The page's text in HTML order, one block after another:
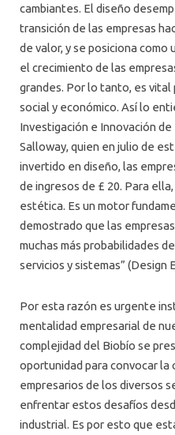
cambiantes. El diseño
transición de las empresas
de valor, y se posiciona
el crecimiento de las
grandes. Por lo tanto, es vital
social y económico. Así lo
Investigación e Innovación de
Salloway, quien en julio de
invertido en diseño, las
de ingresos de £ 20. Para
estética. Es un motor
demostrado que las
muchas más probabilidades
servicios y sistemas” (Design
Por esta razón es urgente
mentalidad empresarial de
complejidad del Biobío se
oportunidad para convocar la
empresarios de los diversos
enfrentar estos desafíos
industrial. Es por esto que